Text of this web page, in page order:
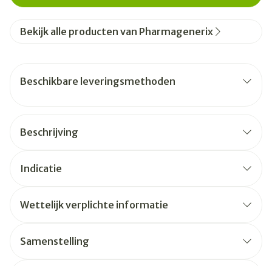
Bekijk alle producten van Pharmagenerix
Beschikbare leveringsmethoden
Beschrijving
Indicatie
Wettelijk verplichte informatie
Samenstelling